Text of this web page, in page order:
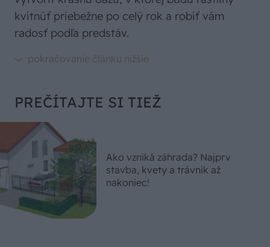
kvitnúť priebežne po celý rok a robiť vám
radosť podľa predstáv.
PREČÍTAJTE SI TIEŽ
Ako vzniká záhrada? Najprv
stavba, kvety a trávnik až
nakoniec!